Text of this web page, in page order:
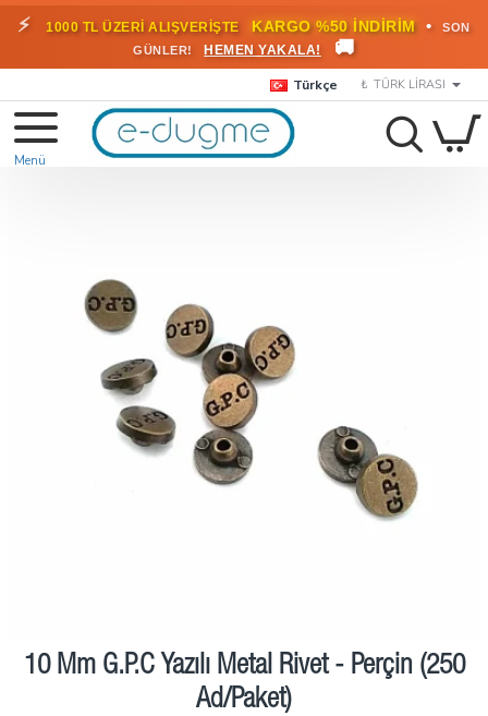
⚡ 1000 TL ÜZERİ ALIŞVERİŞTE KARGO %50 İNDİRİM •
SON
GÜNLER!
HEMEN YAKALA! 🚚
Türkçe ₺ TÜRK LIRASI
Ön Sipariş
10 Mm G.P.C Yazılı Metal Rivet - Perçin (250
Ad/Paket)